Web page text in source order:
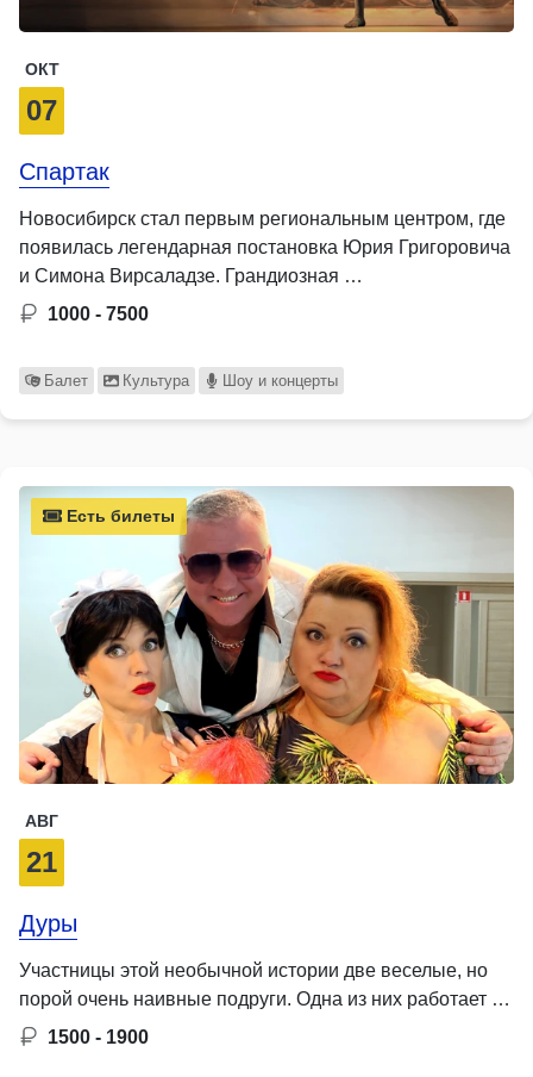
ОКТ
07
Спартак
Новосибирск стал первым региональным центром, где
появилась легендарная постановка Юрия Григоровича
и Симона Вирсаладзе. Грандиозная …
1000 - 7500
Балет Культура Шоу и концерты
Есть билеты
АВГ
21
Дуры
Участницы этой необычной истории две веселые, но
порой очень наивные подруги. Одна из них работает …
1500 - 1900